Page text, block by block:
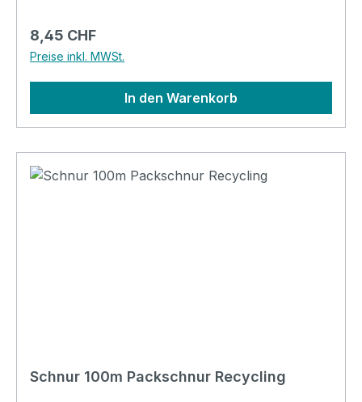
Regulärer Preis:
8,45 CHF
Preise inkl. MWSt.
In den Warenkorb
Schnur 100m Packschnur Recycling